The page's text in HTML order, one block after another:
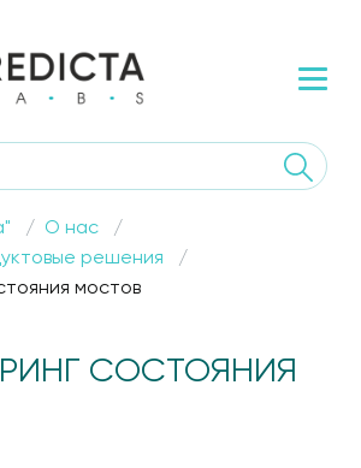
О нас
решения
мостов
СОСТОЯНИЯ